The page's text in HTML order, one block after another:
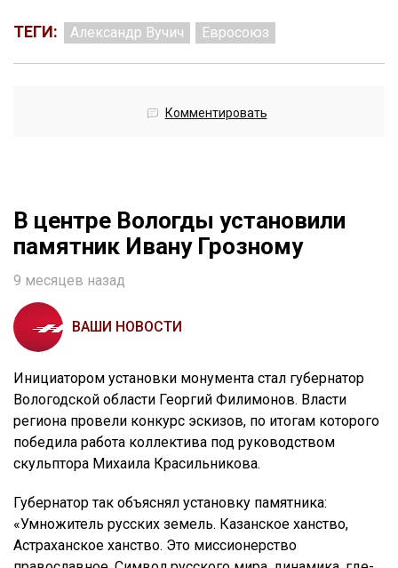
ТЕГИ: Александр Вучич Евросоюз
Комментировать
В центре Вологды установили
памятник Ивану Грозному
9 месяцев назад
ВАШИ НОВОСТИ
Инициатором установки монумента стал губернатор
Вологодской области Георгий Филимонов. Власти
региона провели конкурс эскизов, по итогам которого
победила работа коллектива под руководством
скульптора Михаила Красильникова.
Губернатор так объяснял установку памятника:
«Умножитель русских земель. Казанское ханство,
Астраханское ханство. Это миссионерство